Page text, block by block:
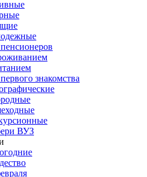
знакомства
ВУЗ